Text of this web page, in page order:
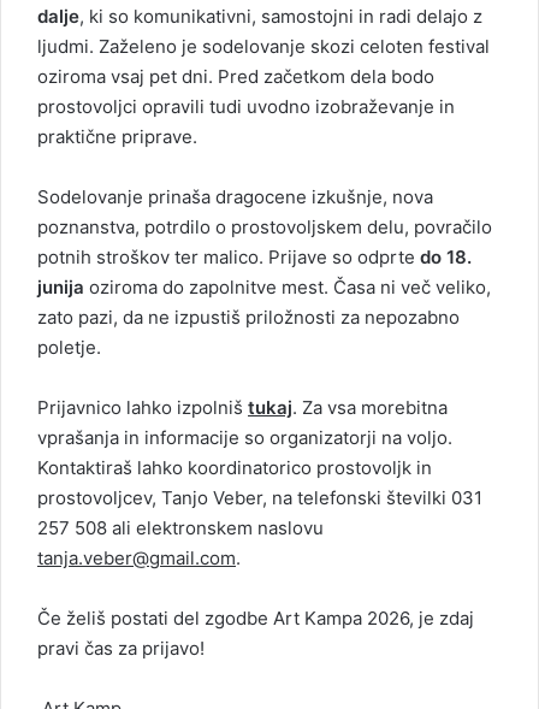
dalje, ki so komunikativni, samostojni in radi delajo z
ljudmi. Zaželeno je sodelovanje skozi celoten festival
oziroma vsaj pet dni. Pred začetkom dela bodo
prostovoljci opravili tudi uvodno izobraževanje in
praktične priprave.
Sodelovanje prinaša dragocene izkušnje, nova
poznanstva, potrdilo o prostovoljskem delu, povračilo
potnih stroškov ter malico. Prijave so odprte do 18.
junija oziroma do zapolnitve mest. Časa ni več veliko,
zato pazi, da ne izpustiš priložnosti za nepozabno
poletje.
Prijavnico lahko izpolniš tukaj. Za vsa morebitna
vprašanja in informacije so organizatorji na voljo.
Kontaktiraš lahko koordinatorico prostovoljk in
prostovoljcev, Tanjo Veber, na telefonski številki 031
257 508 ali elektronskem naslovu
tanja.veber@gmail.com.
Če želiš postati del zgodbe Art Kampa 2026, je zdaj
pravi čas za prijavo!